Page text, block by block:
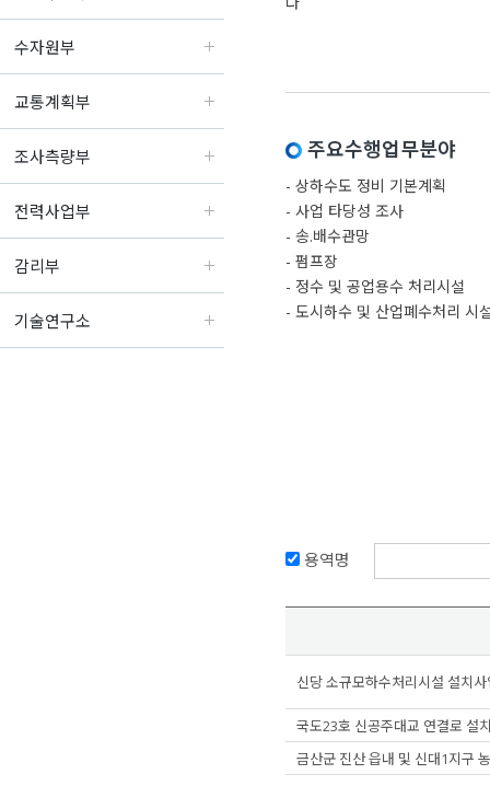
수자원부
교통계획부
조사측량부
전력사업부
감리부
기술연구소
주요수행업무분야
- 상하수도 정비 기본계획
- 사업 타당성 조사
- 송.배수관망
- 펌프장
- 정수 및 공업용수 처리시설
- 도시하수 및 산업폐수처리 시
용역명
신당 소규모하수처리시설 설치
국도23호 신공주대교 연결로 설
금산군 진산 읍내 및 신대1지구